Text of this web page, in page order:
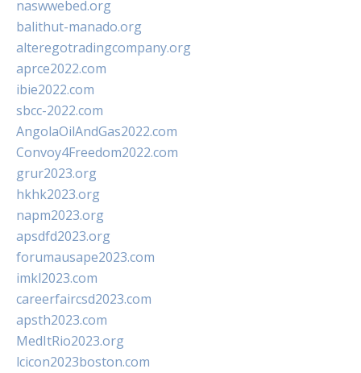
naswwebed.org
balithut-manado.org
alteregotradingcompany.org
aprce2022.com
ibie2022.com
sbcc-2022.com
AngolaOilAndGas2022.com
Convoy4Freedom2022.com
grur2023.org
hkhk2023.org
napm2023.org
apsdfd2023.org
forumausape2023.com
imkl2023.com
careerfaircsd2023.com
apsth2023.com
MedItRio2023.org
lcicon2023boston.com